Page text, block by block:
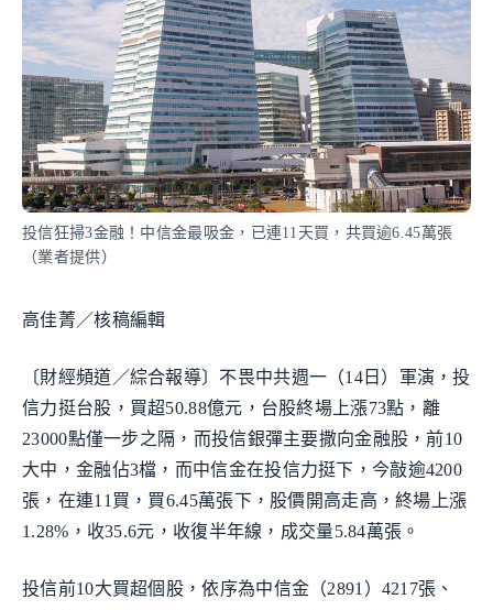
投信狂掃3金融！中信金最吸金，已連11天買，共買逾6.45萬張
（業者提供）
高佳菁／核稿編輯
〔財經頻道／綜合報導〕不畏中共週一（14日）軍演，投
信力挺台股，買超50.88億元，台股終場上漲73點，離
23000點僅一步之隔，而投信銀彈主要撒向金融股，前10
大中，金融佔3檔，而中信金在投信力挺下，今敲逾4200
張，在連11買，買6.45萬張下，股價開高走高，終場上漲
1.28%，收35.6元，收復半年線，成交量5.84萬張。
投信前10大買超個股，依序為中信金（2891）4217張、